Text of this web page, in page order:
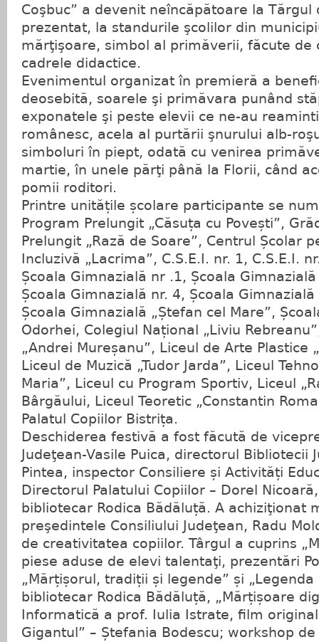
Coşbuc” a devenit neîncăpătoare la Tărgul
prezentat, la standurile şcolilor din
mărţişoare, simbol al primăverii, făcute de
cadrele didactice.
Evenimentul organizat în premieră a
deosebită, soarele şi primăvara punând
exponatele şi peste elevii ce ne-au
românesc, acela al purtării şnurului alb-
simboluri în piept, odată cu venirea
martie, în unele părţi până la Florii, când
pomii roditori.
Printre unitățile școlare participante se
Program Prelungit „Căsuța cu Povești”,
Prelungit „Rază de Soare”, Centrul Școlar
Incluzivă „Lacrima”, C.S.E.I. nr. 1, C.S.E.I.
Școala Gimnazială nr .1, Școala
Școala Gimnazială nr. 4, Școala Gimnazială
Școala Gimnazială „Ștefan cel Mare”,
Odorhei, Colegiul Național „Liviu
„Andrei Mureșanu”, Liceul de Arte Plastice
Liceul de Muzică „Tudor Jarda”, Liceul
Maria”, Liceul cu Program Sportiv, Liceul
Bârgăului, Liceul Teoretic „Constantin
Palatul Copiilor Bistrița.
Deschiderea festivă a fost făcută de
Judeţean-Vasile Puica, directorul Bibliotecii
Pintea, inspector Consiliere și Activități
Directorul Palatului Copiilor – Dorel
bibliotecar Rodica Bădăluță. A achiziţionat
preşedintele Consiliului Judeţean, Radu
de creativitatea copiilor. Târgul a cuprins
piese aduse de elevi talentaţi, prezentări
„Mărțișorul, tradiții și legende” și
bibliotecar Rodica Bădăluță, „Mărțișoare
Informatică a prof. Iulia Istrate, film
Gigantul” – Ștefania Bodescu; workshop